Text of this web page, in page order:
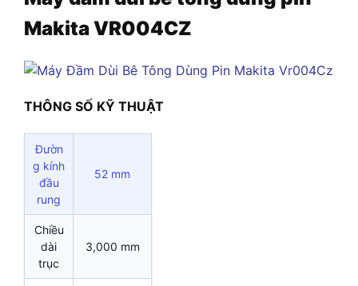
Makita VR004CZ
THÔNG SỐ KỸ THUẬT
Đườn
g kính
đầu
rung
52 mm
Chiều
dài
trục
3,000 mm